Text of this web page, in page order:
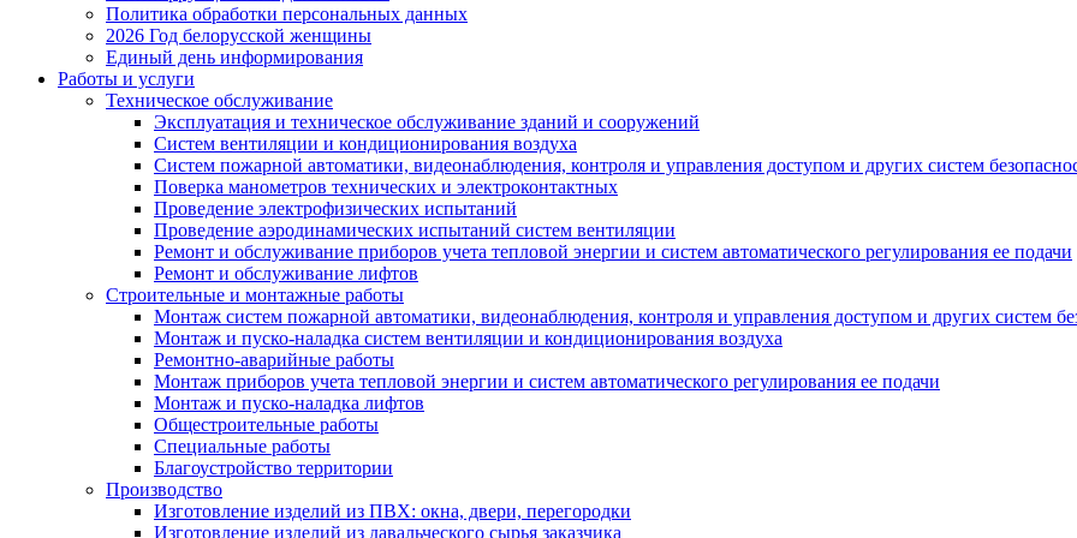
Политика обработки персональных данных
2026 Год белорусской женщины
Единый день информирования
Работы и услуги
Техническое обслуживание
Эксплуатация и техническое обслуживание зданий и сооружений
Систем вентиляции и кондиционирования воздуха
Систем пожарной автоматики, видеонаблюдения, контроля и управления доступом и других систем
Поверка манометров технических и электроконтактных
Проведение электрофизических испытаний
Проведение аэродинамических испытаний систем вентиляции
Ремонт и обслуживание приборов учета тепловой энергии и систем автоматического регулирования ее подачи
Ремонт и обслуживание лифтов
Строительные и монтажные работы
Монтаж систем пожарной автоматики, видеонаблюдения, контроля и управления доступом и других систем
Монтаж и пуско-наладка систем вентиляции и кондиционирования воздуха
Ремонтно-аварийные работы
Монтаж приборов учета тепловой энергии и систем автоматического регулирования ее подачи
Монтаж и пуско-наладка лифтов
Общестроительные работы
Специальные работы
Благоустройство территории
Производство
Изготовление изделий из ПВХ: окна, двери, перегородки
Изготовление изделий из давальческого сырья заказчика